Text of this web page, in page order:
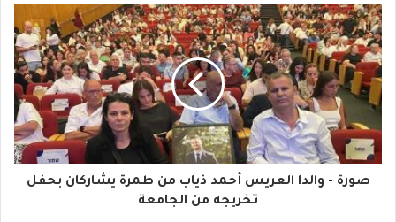
ل
ك
ت
ر
و
صورة - والدا العريس أحمد ذياب من طمرة يشاركان بحفل
تخريجه من الجامعة